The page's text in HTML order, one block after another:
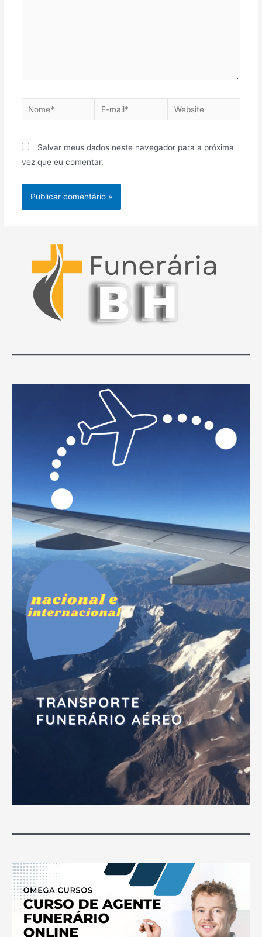
Nome*
E-
mail*
Website
Salvar meus dados neste navegador para a próxima
vez que eu comentar.